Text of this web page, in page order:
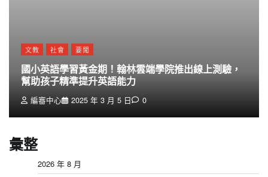
文教 社會 要聞
國小英語學習黃金期！翰林雲端學院推出線上測驗，
幫助孩子精準提升英語能力
編審中心 2025 年 3 月 5 日 0
彙整
2026 年 8 月